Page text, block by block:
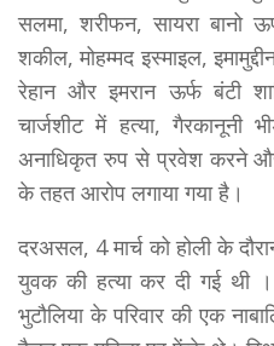
सलमा, शरीफन, सायरा बानो
शकील, मोहम्मद इस्माइल,
रेहान और इमरान ऊर्फ बंटी
चार्जशीट में हत्या, गैरकानूनी
अनाधिकृत रुप से प्रवेश करने
के तहत आरोप लगाया गया है।
दरअसल, 4 मार्च को होली के
युवक की हत्या कर दी गई थी
भुटौलिया के परिवार की एक